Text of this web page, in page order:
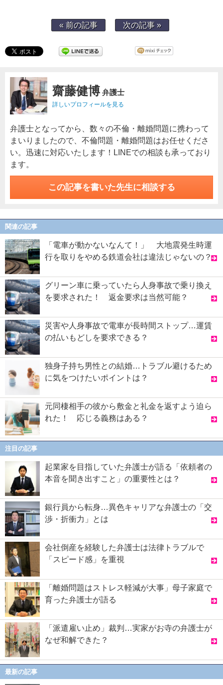
« 前の記事 次の記事 »
齋藤健博 弁護士
詳しいプロフィールを見る
弁護士となってから、数々の不倫・離婚問題に携わって
まいりましたので、不倫問題・離婚問題はお任せくださ
い。迅速に対応いたします！LINEでの相談も承っており
ます。
この記事を書いた先生に相談する
関連の記事
「電車が動かないなんて！」 大地震発生時運
行を取りをやめる鉄道会社は違法じゃないの？
グリーン車に乗っていたら人身事故で乗り換え
を要求された！ 返金要求は当然可能？
災害や人身事故で電車が長時間ストップ…運賃
の払いもどしを要求できる？
独身子持ち男性との結婚…トラブル避けるため
に気をつけたいポイントは？
元同棲相手の彼から敷金と礼金を返すよう迫ら
れた！ 応じる義務はある？
注目の記事
起業家を目指していた弁護士が語る「依頼者の
本音を聞き出すこと」の重要性とは？
銀行員から転身…異色キャリアな弁護士の「交
渉・折衝力」とは
会社倒産を経験した弁護士は法律トラブルで
「スピード感」を重視
「離婚問題はストレス軽減が大事」母子家庭で
育った弁護士が語る
「派遣雇い止め」裁判…実家がお寺の弁護士が
なぜ和解できた？
最新の記事